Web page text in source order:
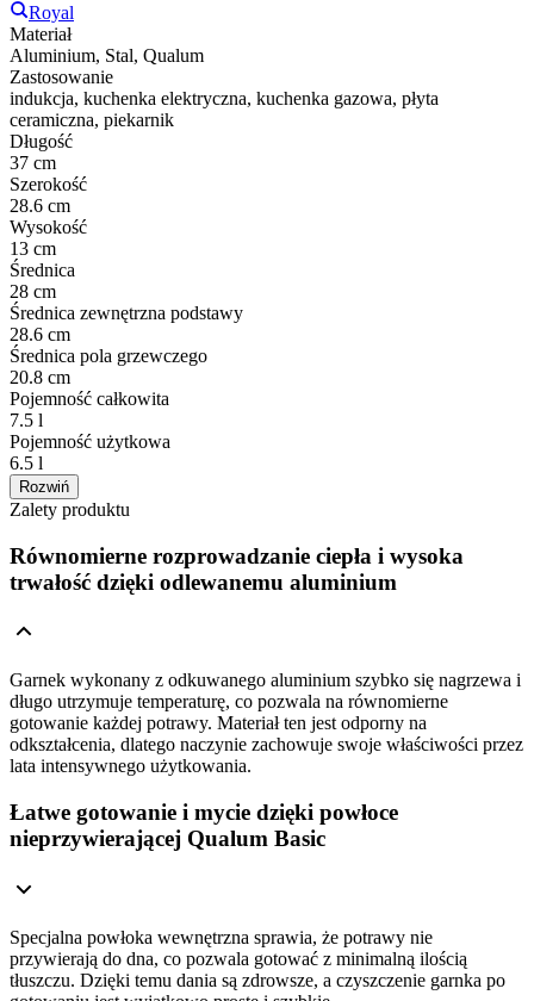
Royal
Materiał
Aluminium, Stal, Qualum
Zastosowanie
indukcja, kuchenka elektryczna, kuchenka gazowa, płyta
ceramiczna, piekarnik
Długość
37 cm
Szerokość
28.6 cm
Wysokość
13 cm
Średnica
28 cm
Średnica zewnętrzna podstawy
28.6 cm
Średnica pola grzewczego
20.8 cm
Pojemność całkowita
7.5 l
Pojemność użytkowa
6.5 l
Rozwiń
Zalety produktu
Równomierne rozprowadzanie ciepła i wysoka
trwałość dzięki odlewanemu aluminium
Garnek wykonany z odkuwanego aluminium szybko się nagrzewa i
długo utrzymuje temperaturę, co pozwala na równomierne
gotowanie każdej potrawy. Materiał ten jest odporny na
odkształcenia, dlatego naczynie zachowuje swoje właściwości przez
lata intensywnego użytkowania.
Łatwe gotowanie i mycie dzięki powłoce
nieprzywierającej Qualum Basic
Specjalna powłoka wewnętrzna sprawia, że potrawy nie
przywierają do dna, co pozwala gotować z minimalną ilością
tłuszczu. Dzięki temu dania są zdrowsze, a czyszczenie garnka po